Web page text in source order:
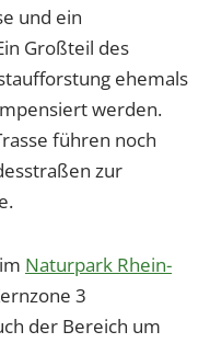
und ein
Großteil des
ehemals
werden.
führen noch
zur
Naturpark Rhein-
3
der Bereich um